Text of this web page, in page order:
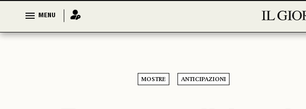
MENU
MENU
MOSTRE ANTICIPAZIONI